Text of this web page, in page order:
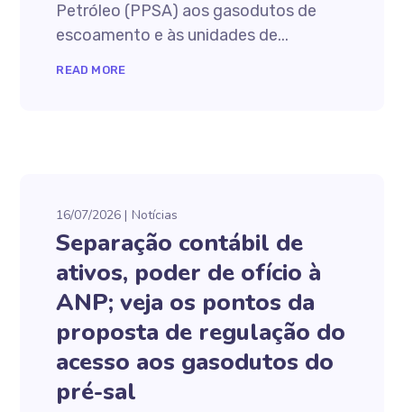
Petróleo (PPSA) aos gasodutos de
escoamento e às unidades de...
READ MORE
16/07/2026 Notícias
Separação contábil de
ativos, poder de ofício à
ANP; veja os pontos da
proposta de regulação do
acesso aos gasodutos do
pré-sal